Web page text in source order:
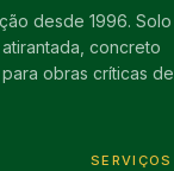
desde 1996. Solo
concreto
obras críticas de
SERVIÇOS